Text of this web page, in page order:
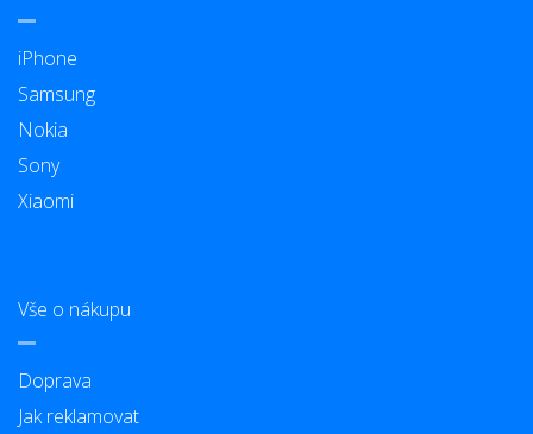
iPhone
Samsung
Nokia
Sony
Xiaomi
Vše o nákupu
Doprava
Jak reklamovat